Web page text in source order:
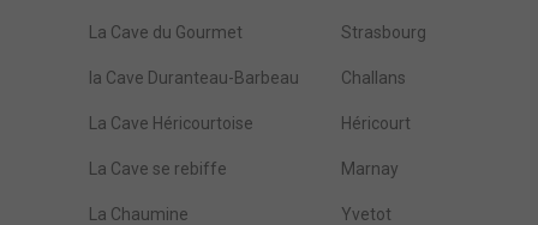
La Cave du Gourmet Strasbourg
la Cave Duranteau-Barbeau Challans
La Cave Héricourtoise Héricourt
La Cave se rebiffe Marnay
La Chaumine Yvetot